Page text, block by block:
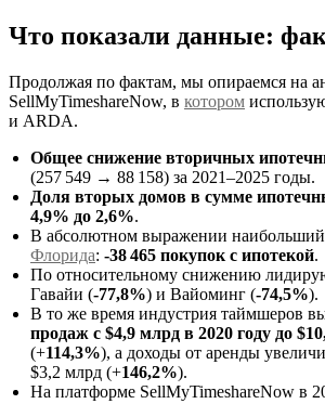
Что показали данные:
Продолжая по фактам, мы опираемся на
SellMyTimeshareNow, в котором
и ARDA.
Общее снижение вторичных
(257 549 → 88 158) за 2021–2025 годы.
Доля вторых домов в сумме
4,9% до 2,6%.
В абсолютном выражении наибольший
Флорида: -38 465 покупок с ипотекой.
По относительному снижению
Гавайи (-77,8%) и Вайоминг (-74,5%).
В то же время индустрия таймшеров
продаж с $4,9 млрд в 2020 году до
(+114,3%), а доходы от аренды
$3,2 млрд (+146,2%).
На платформе SellMyTimeshareNow в